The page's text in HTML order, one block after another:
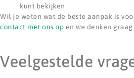
kunt bekijken
Wil je weten wat de beste aanpak is
contact met ons op en we denken
Veelgestelde